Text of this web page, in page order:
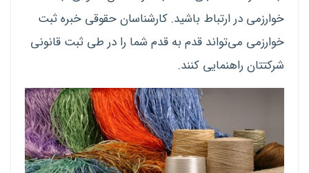
خوارزمی در ارتباط باشید. کارشناسان حقوقی خبره ثبت
خوارزمی می‌تواند قدم به قدم شما را در طی ثبت قانونی
شرکتتان راهنمایی کنند.